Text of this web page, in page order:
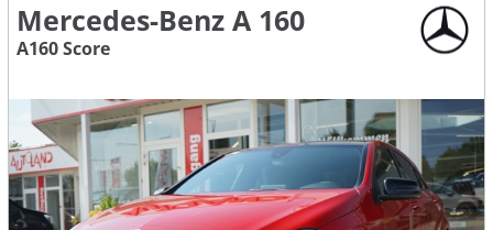
Mercedes-Benz A 160
A160 Score